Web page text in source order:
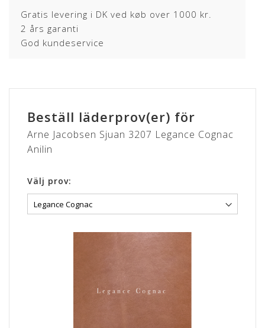
Gratis levering i DK ved køb over 1000 kr.
2 års garanti
God kundeservice
Beställ läderprov(er) för
Arne Jacobsen Sjuan 3207 Legance Cognac
Anilin
Välj prov: